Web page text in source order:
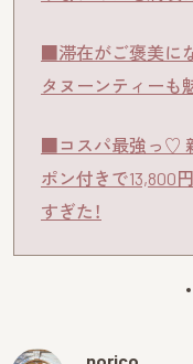
■滞在がご褒美に
タヌーンティーも
■コスパ最強っ♡
ポン付きで13,800
すぎた！